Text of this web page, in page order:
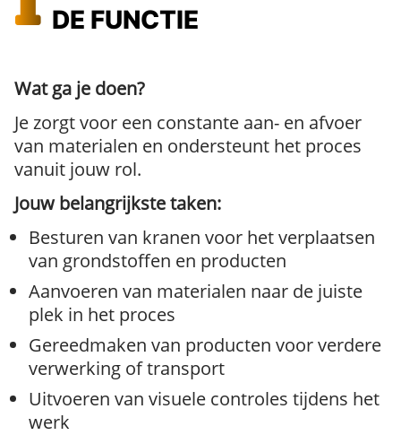
DE FUNCTIE
Wat ga je doen?
Je zorgt voor een constante aan- en afvoer
van materialen en ondersteunt het proces
vanuit jouw rol.
Jouw belangrijkste taken:
Besturen van kranen voor het verplaatsen
van grondstoffen en producten
Aanvoeren van materialen naar de juiste
plek in het proces
Gereedmaken van producten voor verdere
verwerking of transport
Uitvoeren van visuele controles tijdens het
werk